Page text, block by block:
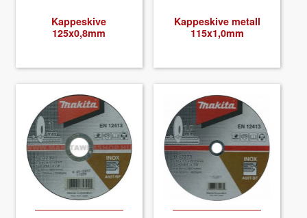
Kappeskive
125x0,8mm
Kappeskive met­all
115x1,0mm